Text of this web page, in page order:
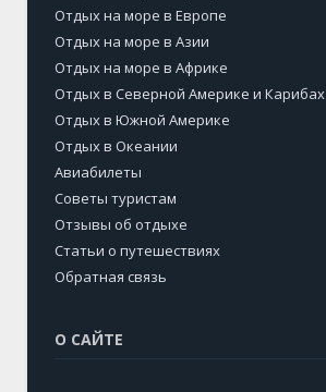
Отдых на море в Европе
Отдых на море в Азии
Отдых на море в Африке
Отдых в Северной Америке и Карибах
Отдых в Южной Америке
Отдых в Океании
Авиабилеты
Советы туристам
Отзывы об отдыхе
Статьи о путешествиях
Обратная связь
О САЙТЕ